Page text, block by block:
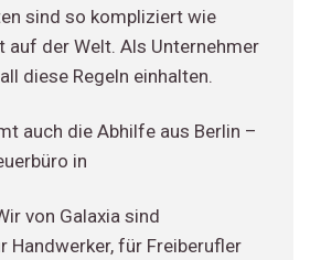
sind so kompliziert wie
auf der Welt. Als Unternehmer
diese Regeln einhalten.
auch die Abhilfe aus Berlin –
in
von Galaxia sind
Handwerker, für Freiberufler